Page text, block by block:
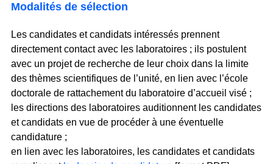
Modalités de sélection
Les candidates et candidats intéressés prennent
directement contact avec les laboratoires ; ils postulent
avec un projet de recherche de leur choix dans la limite
des thèmes scientifiques de l’unité, en lien avec l’école
doctorale de rattachement du laboratoire d’accueil visé ;
les directions des laboratoires auditionnent les candidates
et candidats en vue de procéder à une éventuelle
candidature ;
en lien avec les laboratoires, les candidates et candidats